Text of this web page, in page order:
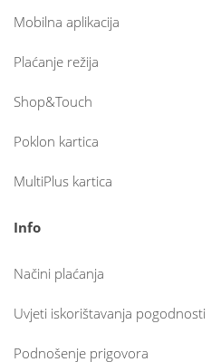
Mobilna aplikacija
Plaćanje režija
Shop&Touch
Poklon kartica
MultiPlus kartica
Info
Načini plaćanja
Uvjeti iskorištavanja pogodnosti
Podnošenje prigovora